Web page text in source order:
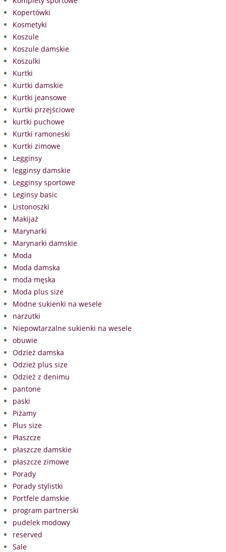
Kopertówki
Kosmetyki
Koszule
Koszule damskie
Koszulki
Kurtki
Kurtki damskie
Kurtki jeansowe
Kurtki przejściowe
kurtki puchowe
Kurtki ramoneski
Kurtki zimowe
Legginsy
legginsy damskie
Legginsy sportowe
Leginsy basic
Listonoszki
Makijaż
Marynarki
Marynarki damskie
Moda
Moda damska
moda męska
Moda plus size
Modne sukienki na wesele
narzutki
Niepowtarzalne sukienki na wesele
obuwie
Odzież damska
Odzież plus size
Odzież z denimu
pantone
paski
Piżamy
Plus size
Płaszcze
płaszcze damskie
płaszcze zimowe
Porady
Porady stylistki
Portfele damskie
program partnerski
pudelek modowy
reserved
Sale